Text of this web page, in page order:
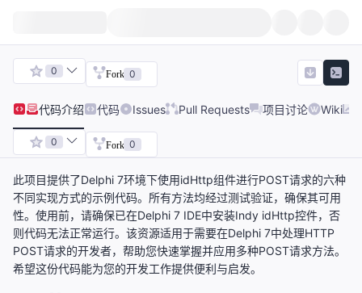
0 Fork 0
代码介绍 代码 Issues Pull Requests 项目讨论 Wiki
0 Fork 0
此项目提供了Delphi 7环境下使用idHttp组件进行POST请求的六种
不同实现方式的示例代码。所有方法均经过测试验证，确保其可用
性。使用前，请确保已在Delphi 7 IDE中安装Indy idHttp控件，否
则代码无法正常运行。该资源适用于需要在Delphi 7中处理HTTP
POST请求的开发者，帮助您快速掌握并应用多种POST请求方法。
希望这份代码能为您的开发工作提供便利与启发。